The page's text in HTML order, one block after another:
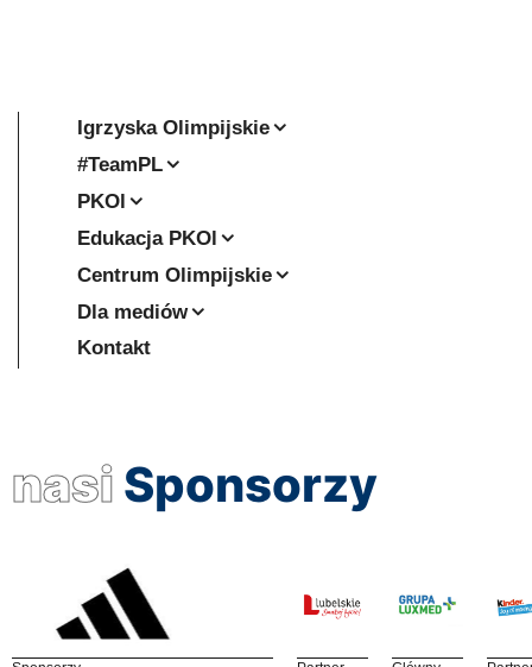
Igrzyska Olimpijskie
#TeamPL
PKOl
Edukacja PKOl
Centrum Olimpijskie
Dla mediów
Kontakt
nasi Sponsorzy